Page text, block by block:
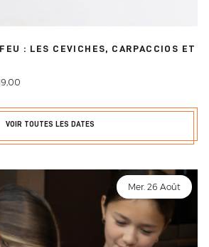
: LES CEVICHES, CARPACCIOS ET
VOIR TOUTES LES DATES
Mer. 26 Août